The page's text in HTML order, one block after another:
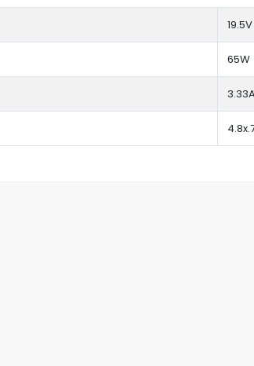
19.5V
65W